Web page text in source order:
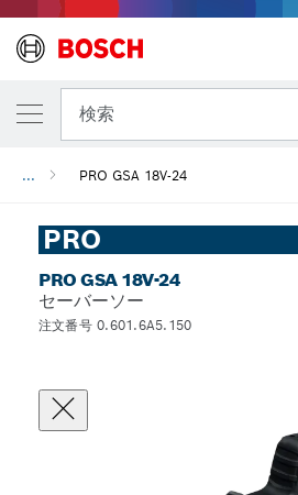
検索
... PRO GSA 18V-24
PRO
PRO GSA 18V-24
セーバーソー
注文番号 0.601.6A5.150